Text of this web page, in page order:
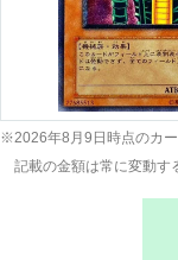
※2026年8月9日時点のカ
記載の金額は常に変動す